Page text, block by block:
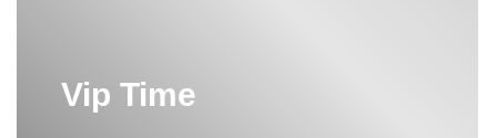
Vip Time